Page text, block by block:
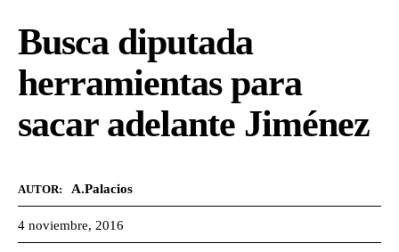
Busca diputada
herramientas para
sacar adelante Jiménez
AUTOR: A.Palacios
4 noviembre, 2016